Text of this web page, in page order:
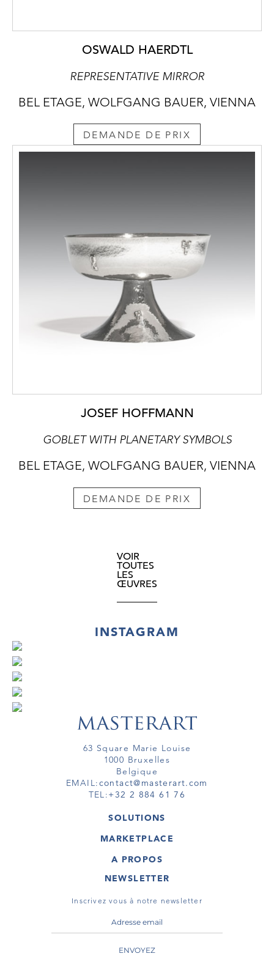
OSWALD HAERDTL
REPRESENTATIVE MIRROR
BEL ETAGE, WOLFGANG BAUER, VIENNA
DEMANDE DE PRIX
JOSEF HOFFMANN
GOBLET WITH PLANETARY SYMBOLS
BEL ETAGE, WOLFGANG BAUER, VIENNA
DEMANDE DE PRIX
VOIR
TOUTES
LES
ŒUVRES
INSTAGRAM
63 Square Marie Louise
1000 Bruxelles
Belgique
EMAIL:contact@masterart.com
TEL:+32 2 884 61 76
SOLUTIONS
GALERIE
ARTISTE
TOUR VIRTUEL
MARKETPLACE
OEUVRES D'ART
TOURS VIRTUELS
A PROPOS
MASTERART
CONDITIONS GÉNÉRALES
NEWSLETTER
Inscrivez vous à notre newsletter
ENVOYEZ